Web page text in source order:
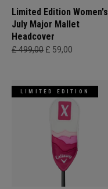
Limited Edition Women's
July Major Mallet
Headcover
£ 499,00 £ 59,00
LIMITED EDITION